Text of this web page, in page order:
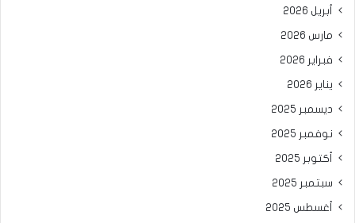
أبريل 2026
مارس 2026
فبراير 2026
يناير 2026
ديسمبر 2025
نوفمبر 2025
أكتوبر 2025
سبتمبر 2025
أغسطس 2025